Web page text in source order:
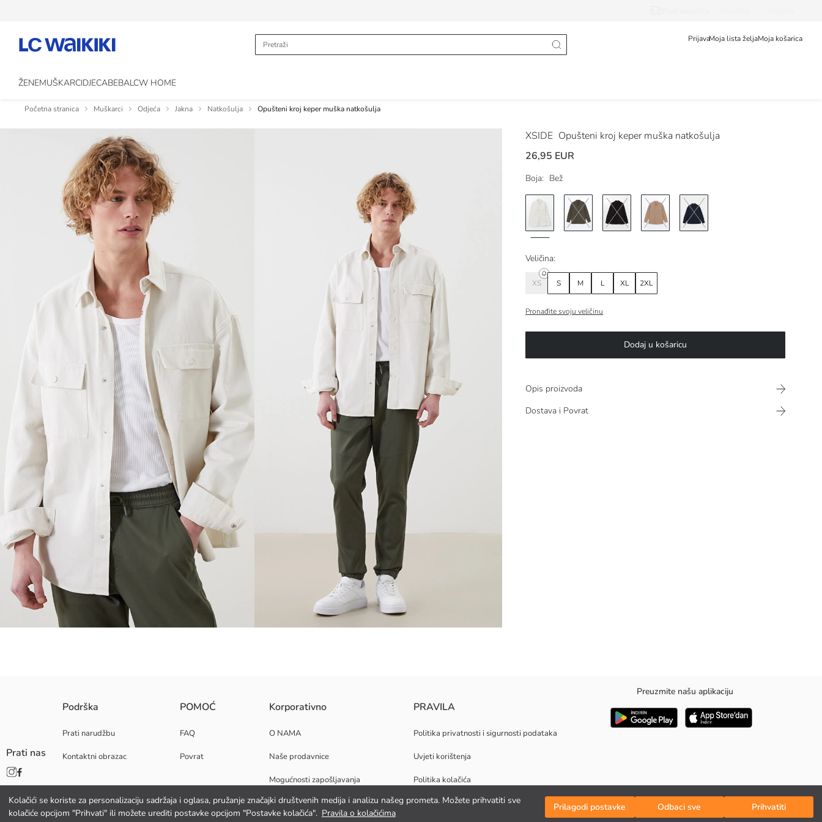
Kolačići se koriste za personalizaciju sadržaja i oglasa, pružanje značajki društvenih medija i analizu našeg prometa. Možete prihvatiti sve
kolačiće opcijom "Prihvati" ili možete urediti postavke opcijom "Postavke kolačića". Pravila o kolačićima
Prilagodi postavke Odbaci sve Prihvatiti
PrijavaMoja lista željaMoja košarica
ŽENEMUŠKARCIDJECABEBALCW HOME
Početna stranica Muškarci Odjeća Jakna Natkošulja Opušteni kroj keper muška natkošulja
XSIDE Opušteni kroj keper muška natkošulja
26,95 EUR
Boja: Bež
Veličina:
XS S M L XL 2XL
Pronađite svoju veličinu
Dodaj u košaricu
Opis proizvoda
Dostava i Povrat
Muška natkošulja s kragnom košulje i dugim rukavima, kopčanje gumbima sprijeda. Ima dva džepa s preklopom i gumbom na prsima.
Glavna Tkanina:
Podrijetlo:
Dobavljač:
Spol:
Kroj:
Podrška
Prati narudžbu
Kontaktni obrazac
POMOĆ
FAQ
Povrat
Korporativno
O NAMA
Naše prodavnice
Mogućnosti zapošljavanja
Korporativna podrška
PRAVILA
Politika privatnosti i sigurnosti podataka
Uvjeti korištenja
Politika kolačića
Preuzmite našu aplikaciju
Prati nas